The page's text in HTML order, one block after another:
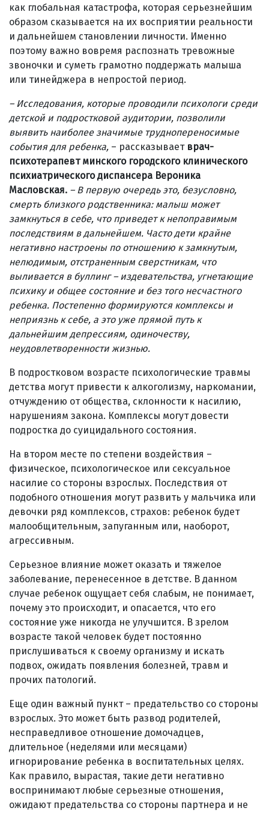
как глобальная катастрофа, которая серьезнейшим
образом сказывается на их восприятии реальности
и дальнейшем становлении личности. Именно
поэтому важно вовремя распознать тревожные
звоночки и суметь грамотно поддержать малыша
или тинейджера в непростой период.
– Исследования, которые проводили психологи среди
детской и подростковой аудитории, позволили
выявить наиболее значимые труднопереносимые
события для ребенка, – рассказывает врач-
психотерапевт минского городского клинического
психиатрического диспансера Вероника
Масловская. –В первую очередь это, безусловно,
смерть близкого родственника: малыш может
замкнуться в себе, что приведет к непоправимым
последствиям в дальнейшем. Часто дети крайне
негативно настроены по отношению к замкнутым,
нелюдимым, отстраненным сверстникам, что
выливается в буллинг – издевательства, угнетающие
психику и общее состояние и без того несчастного
ребенка. Постепенно формируются комплексы и
неприязнь к себе, а это уже прямой путь к
дальнейшим депрессиям, одиночеству,
неудовлетворенности жизнью.
В подростковом возрасте психологические травмы
детства могут привести к алкоголизму, наркомании,
отчуждению от общества, склонности к насилию,
нарушениям закона. Комплексы могут довести
подростка до суицидального состояния.
На втором месте по степени воздействия –
физическое, психологическое или сексуальное
насилие со стороны взрослых. Последствия от
подобного отношения могут развить у мальчика или
девочки ряд комплексов, страхов: ребенок будет
малообщительным, запуганным или, наоборот,
агрессивным.
Серьезное влияние может оказать и тяжелое
заболевание, перенесенное в детстве. В данном
случае ребенок ощущает себя слабым, не понимает,
почему это происходит, и опасается, что его
состояние уже никогда не улучшится. В зрелом
возрасте такой человек будет постоянно
прислушиваться к своему организму и искать
подвох, ожидать появления болезней, травм и
прочих патологий.
Еще один важный пункт – предательство со стороны
взрослых. Это может быть развод родителей,
несправедливое отношение домочадцев,
длительное (неделями или месяцами)
игнорирование ребенка в воспитательных целях.
Как правило, вырастая, такие дети негативно
воспринимают любые серьезные отношения,
ожидают предательства со стороны партнера и не